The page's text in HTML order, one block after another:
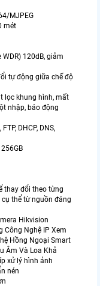
MJPEG
mét
120dB, giảm
tự động giữa chế độ
lọc khung hình, mất
nhập, báo động
DHCP, DNS,
thay đổi theo từng
thể từ nguồn đáng
Hikvision
Công Nghệ IP Xem
Hồng Ngoại Smart
Âm Và Loa Khả
xử lý hình ảnh
nén